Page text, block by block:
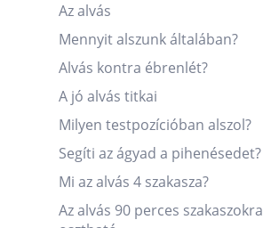
Az alvás
Mennyit alszunk általában?
Alvás kontra ébrenlét?
A jó alvás titkai
Milyen testpozícióban alszol?
Segíti az ágyad a pihenésedet?
Mi az alvás 4 szakasza?
Az alvás 90 perces szakaszokra